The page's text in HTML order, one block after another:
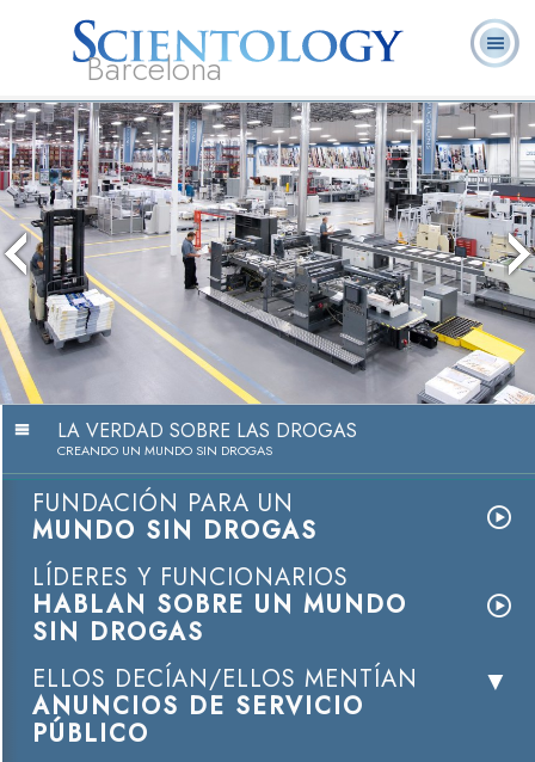
Barcelona
L. Ronald
Hubbard
¿Qué es
Scientology?
Ministros
Voluntarios
Preguntas más
frecuentes
Libros
LA VERDAD SOBRE LAS DROGAS
CREANDO UN MUNDO SIN DROGAS
FUNDACIÓN PARA UN
MUNDO SIN DROGAS
LÍDERES Y FUNCIONARIOS
HABLAN SOBRE UN MUNDO
SIN DROGAS
ELLOS DECÍAN/ELLOS MENTÍAN
ANUNCIOS DE SERVICIO
PÚBLICO